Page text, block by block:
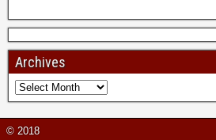
Archives
© 2018